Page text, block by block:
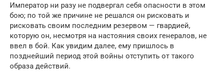
Император ни разу не подвергал себя опасности в этом
бою; по той же причине не решался он рисковать и
рисковать своим последним резервом — гвардией,
которую он, несмотря на настояния своих генералов, не
ввел в бой. Как увидим далее, ему пришлось в
позднейший период этой войны отступить от такого
образа действий.